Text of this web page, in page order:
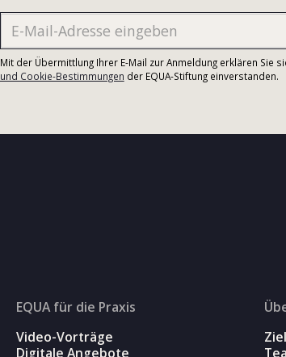
Mit der Übermittlung Ihrer E-Mail zur Anmeldung erklären Sie
und Cookie-Bestimmungen der EQUA-Stiftung einverstanden.
EQUA für die Praxis
Video-Vorträge
Digitale Angebote